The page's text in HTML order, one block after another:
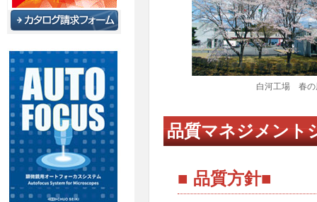
白河工場 春の
品質マネジメント
■ 品質方針■